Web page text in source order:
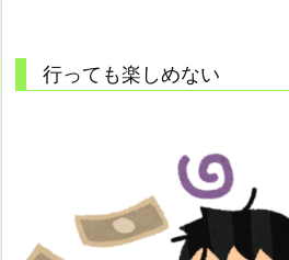
行っても楽しめない